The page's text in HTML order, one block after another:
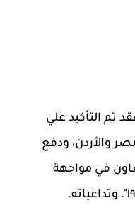
تم التأكيد علي
والأردن، ودفع
في مواجهة